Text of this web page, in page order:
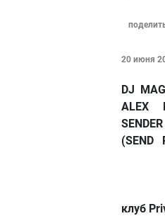
20 июня
DJ
(SEND
клуб